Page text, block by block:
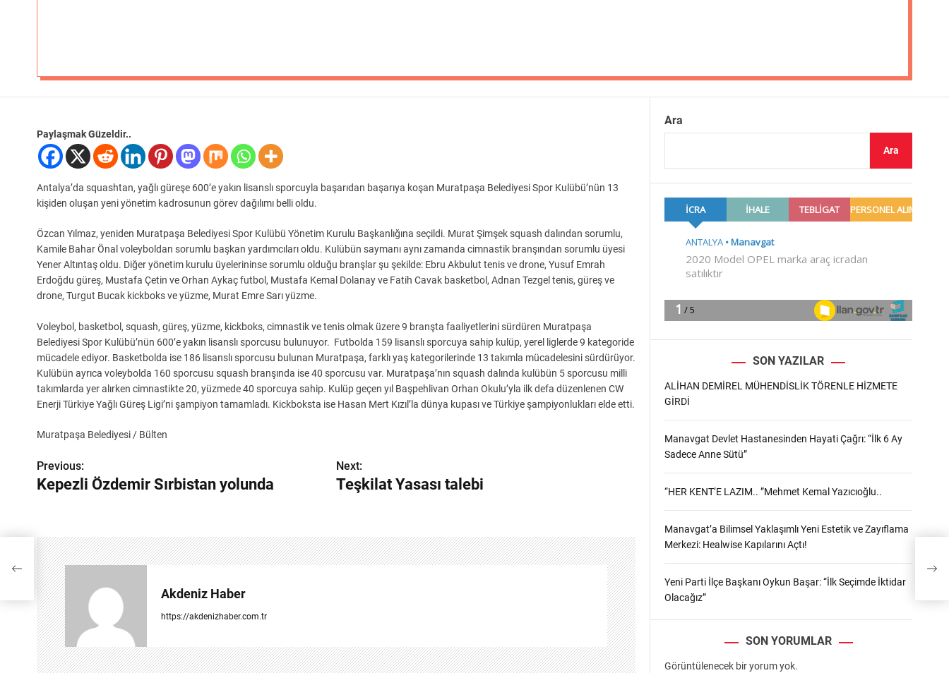
Paylaşmak Güzeldir..
Antalya’da squashtan, yağlı güreşe 600’e yakın lisanslı sporcuyla başarıdan başarıya koşan Muratpaşa Belediyesi Spor Kulübü’nün 13
kişiden oluşan yeni yönetim kadrosunun görev dağılımı belli oldu.
Özcan Yılmaz, yeniden Muratpaşa Belediyesi Spor Kulübü Yönetim Kurulu Başkanlığına seçildi. Murat Şimşek squash dalından sorumlu,
Kamile Bahar Önal voleyboldan sorumlu başkan yardımcıları oldu. Kulübün saymanı aynı zamanda cimnastik branşından sorumlu üyesi
Yener Altıntaş oldu. Diğer yönetim kurulu üyelerininse sorumlu olduğu branşlar şu şekilde: Ebru Akbulut tenis ve drone, Yusuf Emrah
Erdoğdu güreş, Mustafa Çetin ve Orhan Aykaç futbol, Mustafa Kemal Dolanay ve Fatih Cavak basketbol, Adnan Tezgel tenis, güreş ve
drone, Turgut Bucak kickboks ve yüzme, Murat Emre Sarı yüzme.
Voleybol, basketbol, squash, güreş, yüzme, kickboks, cimnastik ve tenis olmak üzere 9 branşta faaliyetlerini sürdüren Muratpaşa
Belediyesi Spor Kulübü’nün 600’e yakın lisanslı sporcusu bulunuyor. Futbolda 159 lisanslı sporcuya sahip kulüp, yerel liglerde 9 kategoride
mücadele ediyor. Basketbolda ise 186 lisanslı sporcusu bulunan Muratpaşa, farklı yaş kategorilerinde 13 takımla mücadelesini sürdürüyor.
Kulübün ayrıca voleybolda 160 sporcusu squash branşında ise 40 sporcusu var. Muratpaşa’nın squash dalında kulübün 5 sporcusu milli
takımlarda yer alırken cimnastikte 20, yüzmede 40 sporcuya sahip. Kulüp geçen yıl Başpehlivan Orhan Okulu’yla ilk defa düzenlenen CW
Enerji Türkiye Yağlı Güreş Ligi’ni şampiyon tamamladı. Kickboksta ise Hasan Mert Kızıl’la dünya kupası ve Türkiye şampiyonlukları elde etti.
Muratpaşa Belediyesi / Bülten
Y
ı
g
e
z
i
Previous:
Kepezli Özdemir Sırbistan yolunda
Next:
Teşkilat Yasası talebi
Akdeniz Haber
https://akdenizhaber.com.tr
Ara
Ara
SON YAZILAR
ALİHAN DEMİREL MÜHENDİSLİK TÖRENLE HİZMETE
GİRDİ
Manavgat Devlet Hastanesinden Hayati Çağrı: “İlk 6 Ay
Sadece Anne Sütü”
“HER KENT’E LAZIM.. ”Mehmet Kemal Yazıcıoğlu..
Manavgat’a Bilimsel Yaklaşımlı Yeni Estetik ve Zayıflama
Merkezi: Healwise Kapılarını Açtı!
Yeni Parti İlçe Başkanı Oykun Başar: “İlk Seçimde İktidar
Olacağız”
SON YORUMLAR
Görüntülenecek bir yorum yok.